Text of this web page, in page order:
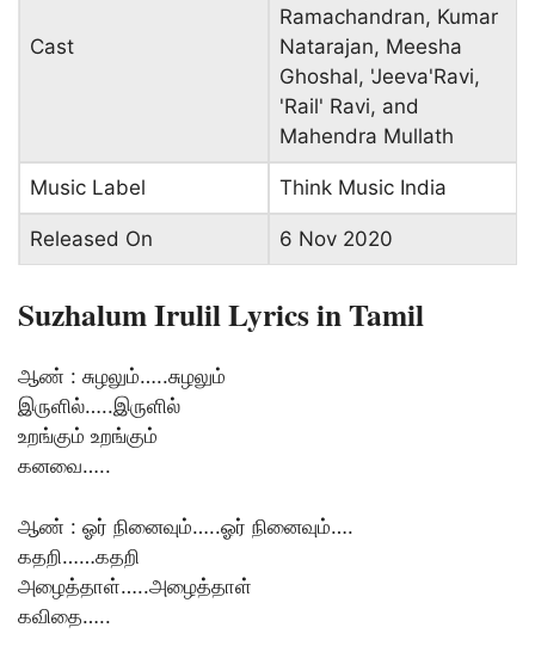
Cast
Ramachandran, Kumar
Natarajan, Meesha
Ghoshal, 'Jeeva'Ravi,
'Rail' Ravi, and
Mahendra Mullath
Music Label Think Music India
Released On 6 Nov 2020
Suzhalum Irulil Lyrics in Tamil
ஆண் : சுழலும்…..சுழலும்
இருளில்…..இருளில்
உறங்கும் உறங்கும்
கனவை…..
ஆண் : ஓர் நினைவும்…..ஓர் நினைவும்….
கதறி……கதறி
அழைத்தாள்…..அழைத்தாள்
கவிதை…..